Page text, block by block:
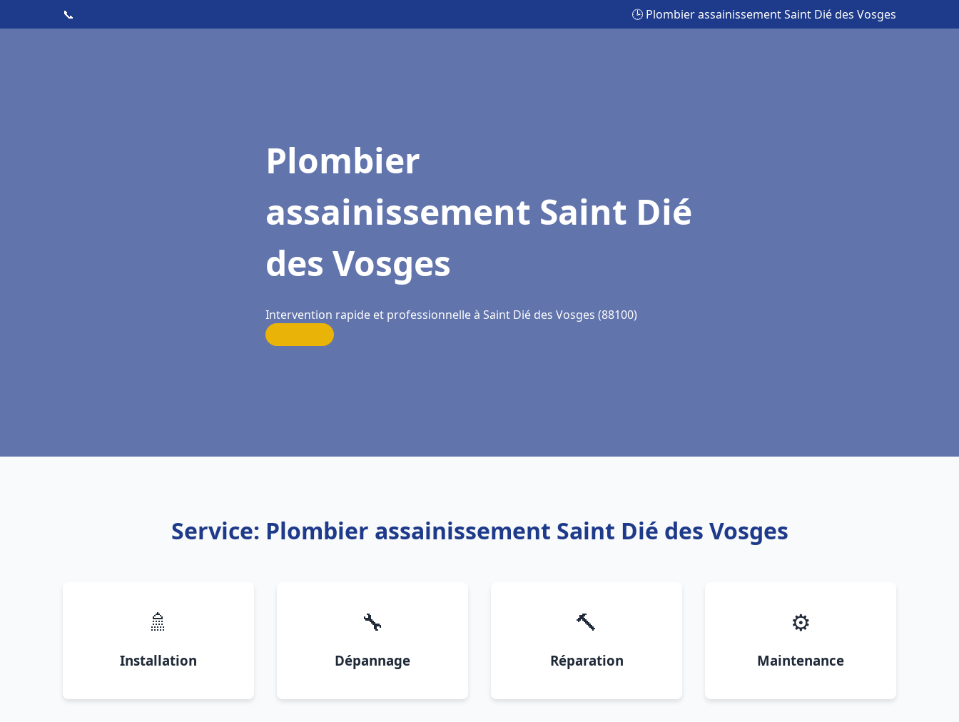
📞 🕒 Plombier assainissement Saint Dié des Vosges
Plombier
assainissement Saint Dié
des Vosges
Intervention rapide et professionnelle à Saint Dié des Vosges (88100)
Service: Plombier assainissement Saint Dié des Vosges
🚿
Installation
🔧
Dépannage
🔨
Réparation
⚙️
Maintenance